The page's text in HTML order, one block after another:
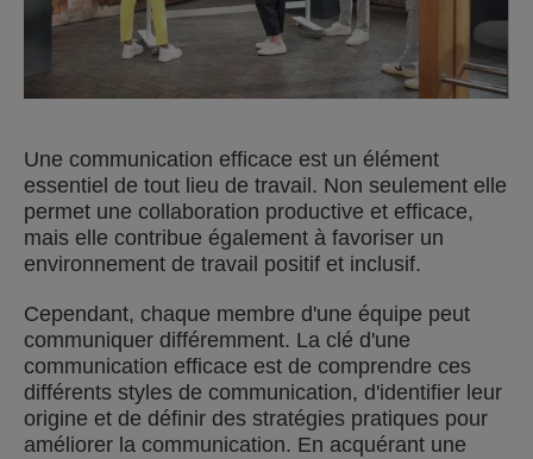
Une communication efficace est un élément
essentiel de tout lieu de travail. Non seulement elle
permet une collaboration productive et efficace,
mais elle contribue également à favoriser un
environnement de travail positif et inclusif.
Cependant, chaque membre d'une équipe peut
communiquer différemment. La clé d'une
communication efficace est de comprendre ces
différents styles de communication, d'identifier leur
origine et de définir des stratégies pratiques pour
améliorer la communication. En acquérant une